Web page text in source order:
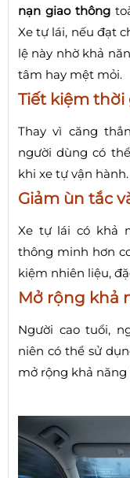
nạn giao thông
Xe tự lái, nếu đạt
lệ này nhờ khả
tâm hay mệt mỏi.
Tiết kiệm thời
Thay vì căng
người dùng có thể
khi xe tự vận hành.
Giảm ùn tắc
Xe tự lái có khả
thông minh hơn
kiệm nhiên liệu,
Mở rộng khả
Người cao tuổi,
niên có thể sử
mở rộng khả